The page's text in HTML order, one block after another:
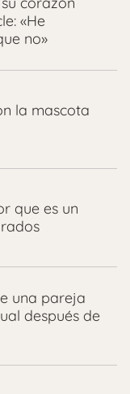
«He
no»
la mascota
que es un
una pareja
después de